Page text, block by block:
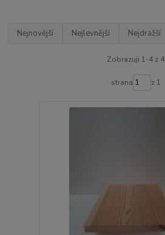
Nejnovější Nejlevnější Nejdražší
Zobrazuji 1-4 z 4
strana z 1